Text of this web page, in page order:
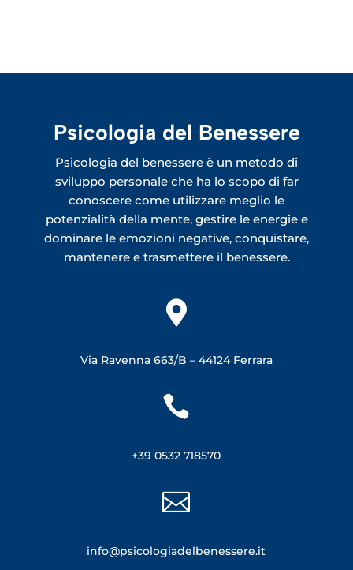
Psicologia del Benessere
Psicologia del benessere è un metodo di
sviluppo personale che ha lo scopo di far
conoscere come utilizzare meglio le
potenzialità della mente, gestire le energie e
dominare le emozioni negative, conquistare,
mantenere e trasmettere il benessere.

Via Ravenna 663/B – 44124 Ferrara

+39 0532 718570

info@psicologiadelbenessere.it